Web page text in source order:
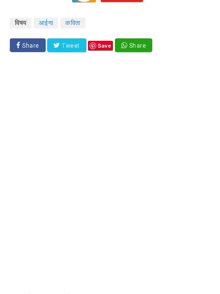
विषय आईना कविता
Share Tweet Save Share